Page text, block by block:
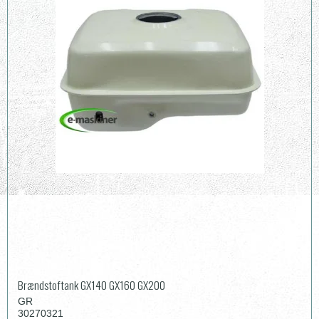
Brændstoftank GX140 GX160 GX200
GR
30270321